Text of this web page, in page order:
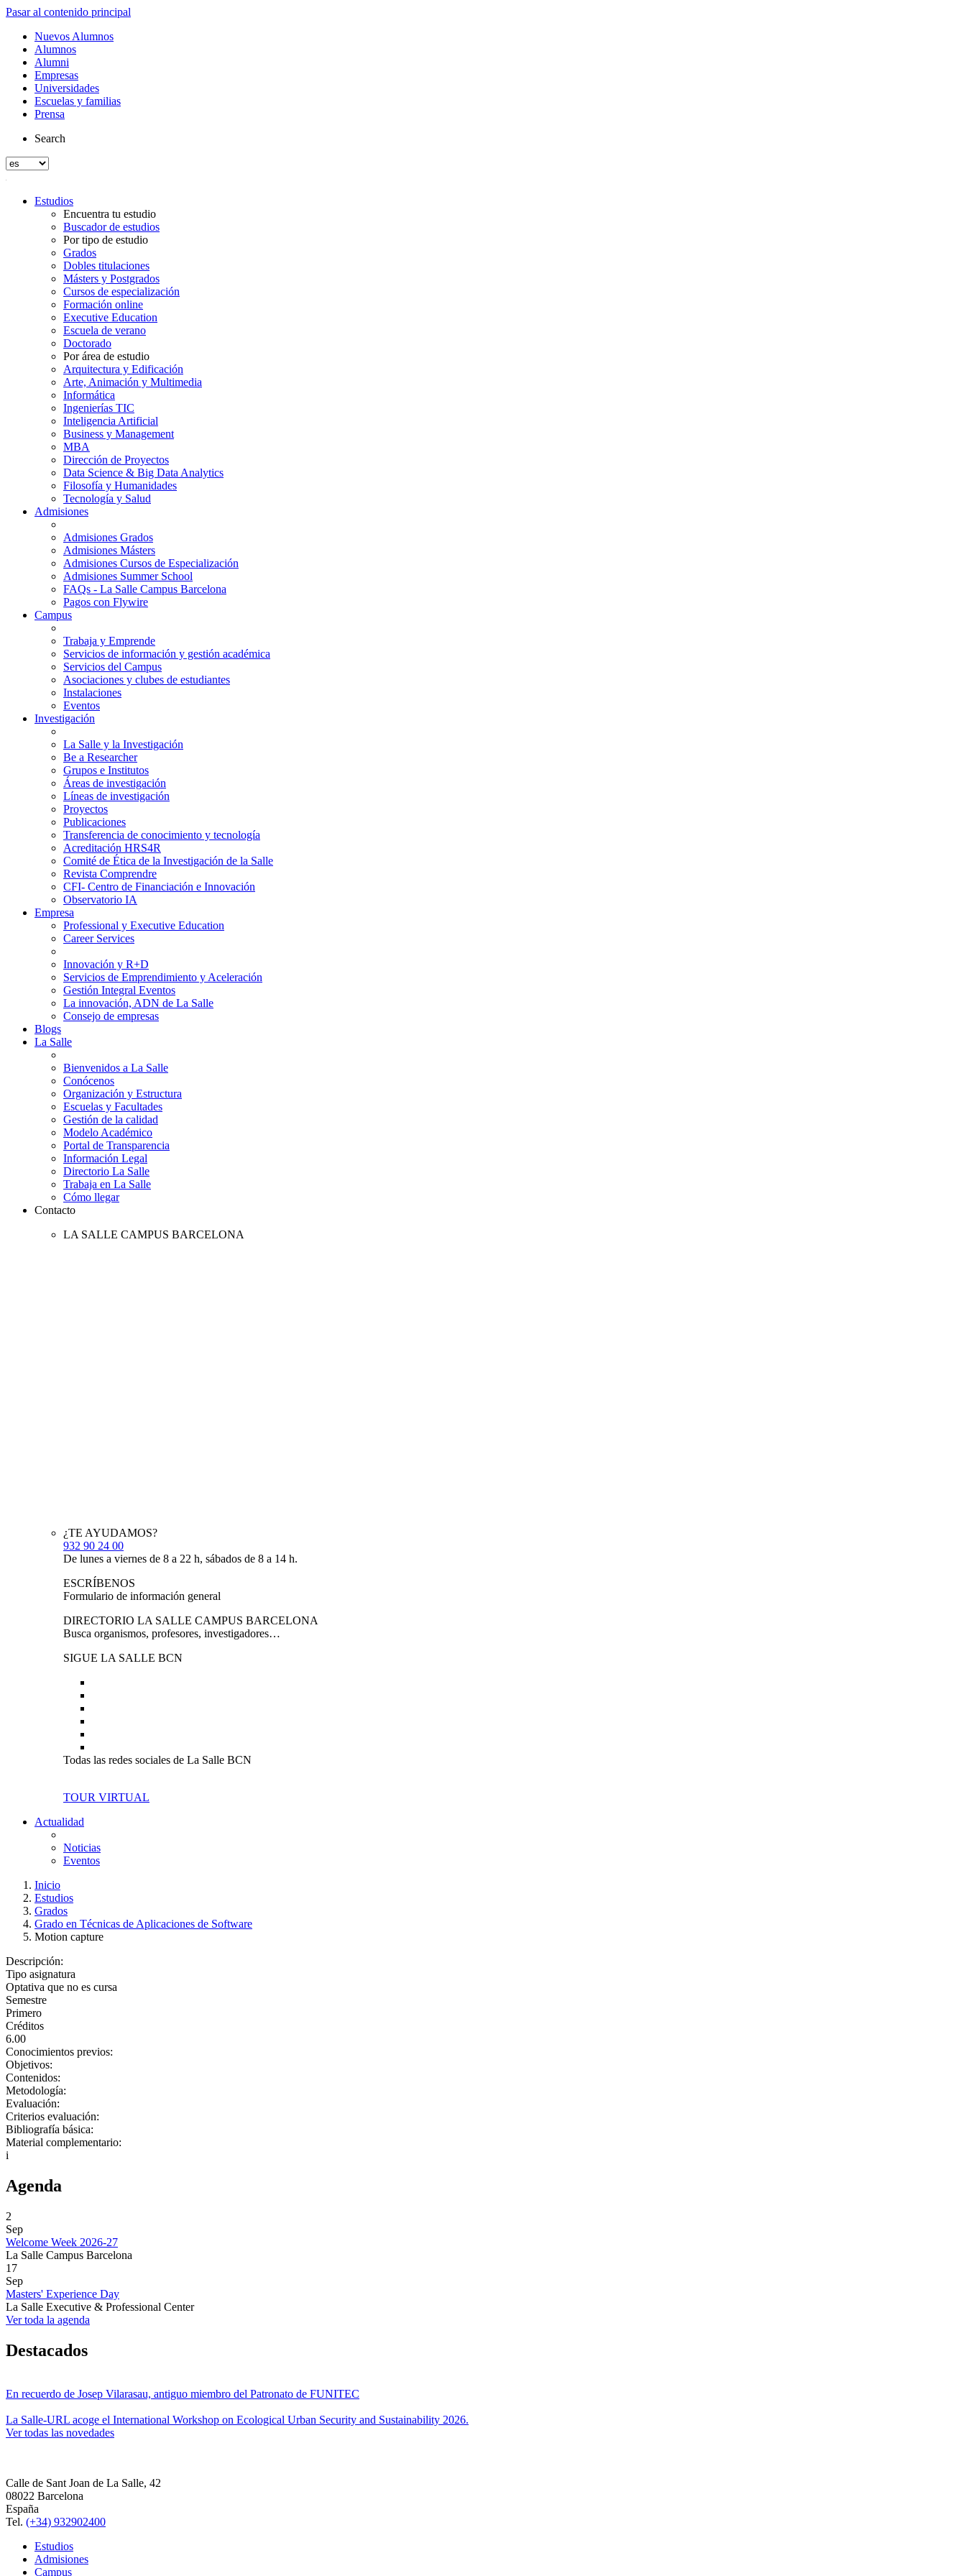
Pasar al contenido principal
Nuevos Alumnos
Alumnos
Alumni
Empresas
Universidades
Escuelas y familias
Prensa
Search
Estudios
Encuentra tu estudio
Buscador de estudios
Por tipo de estudio
Grados
Dobles titulaciones
Másters y Postgrados
Cursos de especialización
Formación online
Executive Education
Escuela de verano
Doctorado
Por área de estudio
Arquitectura y Edificación
Arte, Animación y Multimedia
Informática
Ingenierías TIC
Inteligencia Artificial
Business y Management
MBA
Dirección de Proyectos
Data Science & Big Data Analytics
Filosofía y Humanidades
Tecnología y Salud
Admisiones
Admisiones Grados
Admisiones Másters
Admisiones Cursos de Especialización
Admisiones Summer School
FAQs - La Salle Campus Barcelona
Pagos con Flywire
Campus
Trabaja y Emprende
Servicios de información y gestión académica
Servicios del Campus
Asociaciones y clubes de estudiantes
Instalaciones
Eventos
Investigación
La Salle y la Investigación
Be a Researcher
Grupos e Institutos
Áreas de investigación
Líneas de investigación
Proyectos
Publicaciones
Transferencia de conocimiento y tecnología
Acreditación HRS4R
Comité de Ética de la Investigación de la Salle
Revista Comprendre
CFI- Centro de Financiación e Innovación
Observatorio IA
Empresa
Professional y Executive Education
Career Services
Innovación y R+D
Servicios de Emprendimiento y Aceleración
Gestión Integral Eventos
La innovación, ADN de La Salle
Consejo de empresas
Blogs
La Salle
Bienvenidos a La Salle
Conócenos
Organización y Estructura
Escuelas y Facultades
Gestión de la calidad
Modelo Académico
Portal de Transparencia
Información Legal
Directorio La Salle
Trabaja en La Salle
Cómo llegar
Contacto
LA SALLE CAMPUS BARCELONA
¿TE AYUDAMOS?
932 90 24 00
De lunes a viernes de 8 a 22 h, sábados de 8 a 14 h.
ESCRÍBENOS
Formulario de información general
DIRECTORIO LA SALLE CAMPUS BARCELONA
Busca organismos, profesores, investigadores…
SIGUE LA SALLE BCN
Todas las redes sociales de La Salle BCN
TOUR VIRTUAL
Actualidad
Noticias
Eventos
Inicio
Estudios
Grados
Grado en Técnicas de Aplicaciones de Software
Motion capture
Descripción:
Tipo asignatura
Optativa que no es cursa
Semestre
Primero
Créditos
6.00
Conocimientos previos:
Objetivos:
Contenidos:
Metodología:
Evaluación:
Criterios evaluación:
Bibliografía básica:
Material complementario:
i
Agenda
2
Sep
Welcome Week 2026-27
La Salle Campus Barcelona
17
Sep
Masters' Experience Day
La Salle Executive & Professional Center
Ver toda la agenda
Destacados
En recuerdo de Josep Vilarasau, antiguo miembro del Patronato de FUNITEC
La Salle-URL acoge el International Workshop on Ecological Urban Security and Sustainability 2026.
Ver todas las novedades
Calle de Sant Joan de La Salle, 42
08022 Barcelona
España
Tel. (+34) 932902400
Estudios
Admisiones
Campus